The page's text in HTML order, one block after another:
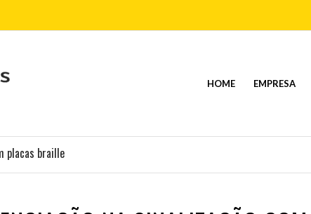
HOME EMPRESA
placas braille